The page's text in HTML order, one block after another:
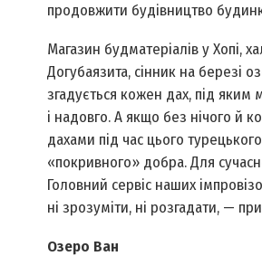
продовжити будівництво
Магазин будматеріалів у Хопі,
Догубаязита, сінник на березі
згадується кожен дах, під
і надовго. А якщо без нічого й
дахами під час цього
«покривного» добра. Для
Головний сервіс наших
ні зрозуміти, ні розгадати, —
Озеро Ван